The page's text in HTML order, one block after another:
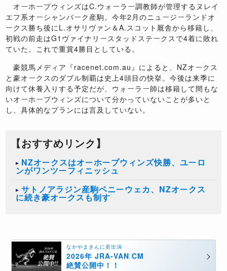
オーホープウィンズはC.ウォーラー調教師が管理するヌレイ
エフ系オーシャンパーク産駒。今年2月のニュージーランドオ
ークス勝ち後にL.オサリヴァン＆A.スコット厩舎から移籍し、
初戦の前走はG1ヴァイナリースタッドステークスで4着に敗れ
ていた。これで重賞4勝目としている。
豪競馬メディア『racenet.com.au』によると、NZオークス
と豪オークスのダブル制覇は史上4頭目の快挙。今後は来季に
向けて休養入りする予定だが、ウォーラー師は移籍して間もな
いオーホープウィンズについて分かっていないことが多いと
し、具体的なプランには言及していない。
【おすすめリンク】
NZオークスはオーホープウィンズ快勝、ユーロ
ンがワンツーフィニッシュ
サトノアラジン産駒ペニーウェカ、NZオークス
に続き豪オークスも制す
なかやまきんに君出演
2026年 JRA-VAN CM
絶賛公開中！！